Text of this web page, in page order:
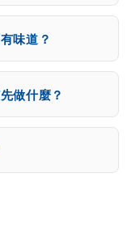
味道？
做什麼？